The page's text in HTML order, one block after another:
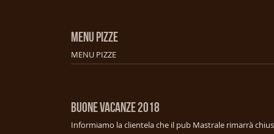
MENU PIZZE
MENU PIZZE
BUONE VACANZE 2018